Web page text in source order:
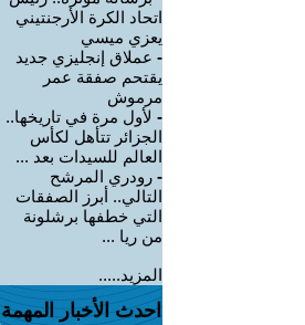
اتحاد الكرة الأرجنتيني
يعزي ميسي
- عملاق إنجليزي جديد
يقتحم صفقة عمر
مرموش
- لأول مرة في تاريخها..
الجزائر تتأهل لكأس
العالم للسيدات بعد ...
- رودري المرشح
التالي.. أبرز الصفقات
التي خطفها برشلونة
من ريا ...
المزيد.....
احدث الأخبار المهمة